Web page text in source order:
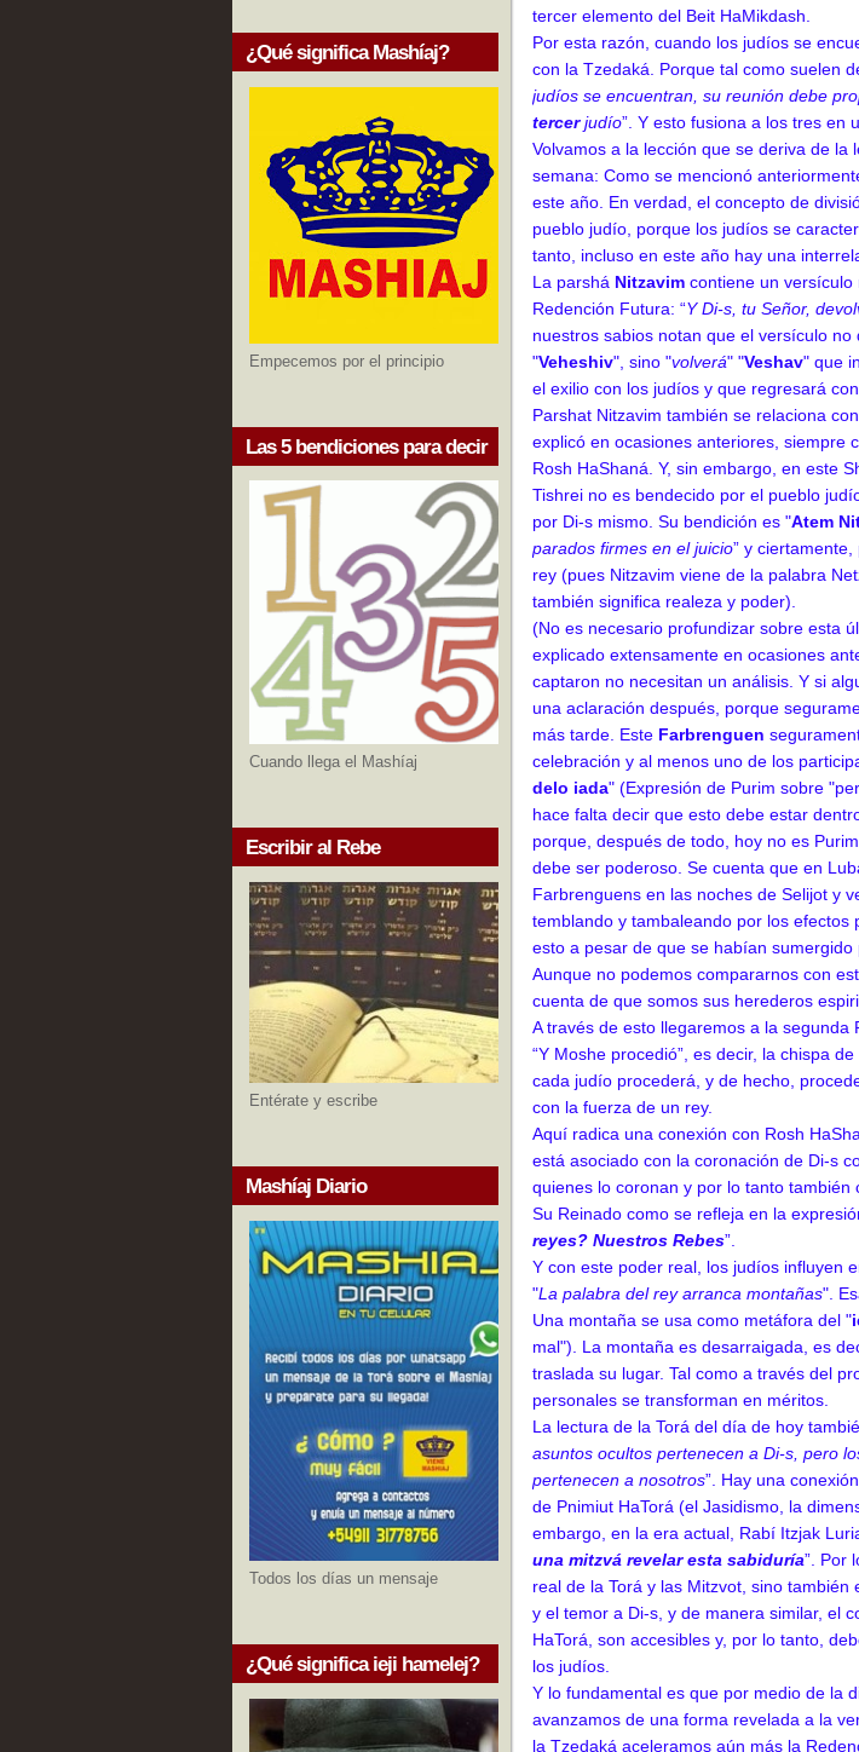
¿Qué significa Mashíaj?
Empecemos por el principio
Las 5 bendiciones para decir
Cuando llega el Mashíaj
Escribir al Rebe
Entérate y escribe
Mashíaj Diario
Todos los días un mensaje
¿Qué significa ieji hamelej?
tercer elemento del Beit HaMikdash.
Por esta razón, cuando los judíos se
con la Tzedaká. Porque tal como suelen
judíos se encuentran, su reunión debe
tercerjudío”. Y esto fusiona a los tres en
Volvamos a la lección que se deriva de la
semana: Como se mencionó
este año. En verdad, el concepto de
pueblo judío, porque los judíos se
tanto, incluso en este año hay una
La parshá Nitzavim contiene un versículo
Redención Futura: “Y Di-s, tu Señor,
nuestros sabios notan que el versículo no
"Veheshiv", sino "volverá" "Veshav" que
el exilio con los judíos y que regresará con
Parshat Nitzavim también se relaciona
explicó en ocasiones anteriores, siempre
Rosh HaShaná. Y, sin embargo, en este
Tishrei no es bendecido por el pueblo
por Di-s mismo. Su bendición es "Atem
parados firmes en el juicio” y
rey (pues Nitzavim viene de la palabra
también significa realeza y poder).
(No es necesario profundizar sobre esta
explicado extensamente en ocasiones
captaron no necesitan un análisis. Y si
una aclaración después, porque
más tarde. Este Farbrenguen
celebración y al menos uno de los
delo iada" (Expresión de Purim sobre
hace falta decir que esto debe estar
porque, después de todo, hoy no es
debe ser poderoso. Se cuenta que en
Farbrenguens en las noches de Selijot y
temblando y tambaleando por los efectos
esto a pesar de que se habían sumergido
Aunque no podemos compararnos con
cuenta de que somos sus herederos
A través de esto llegaremos a la segunda
“Y Moshe procedió”, es decir, la chispa
cada judío procederá, y de hecho,
con la fuerza de un rey.
Aquí radica una conexión con Rosh
está asociado con la coronación de Di-s
quienes lo coronan y por lo tanto también
Su Reinado como se refleja en la
reyes? Nuestros Rebes”.
Y con este poder real, los judíos influyen
"La palabra del rey arranca montañas".
Una montaña se usa como metáfora del "
mal"). La montaña es desarraigada, es
traslada su lugar. Tal como a través del
personales se transforman en méritos.
La lectura de la Torá del día de hoy
asuntos ocultos pertenecen a Di-s, pero
pertenecen a nosotros”. Hay una
de Pnimiut HaTorá (el Jasidismo, la
embargo, en la era actual, Rabí Itzjak
una mitzvá revelar esta sabiduría”. Por
real de la Torá y las Mitzvot, sino
y el temor a Di-s, y de manera similar, el
HaTorá, son accesibles y, por lo tanto,
los judíos.
Y lo fundamental es que por medio de la
avanzamos de una forma revelada a la
la Tzedaká aceleramos aún más la